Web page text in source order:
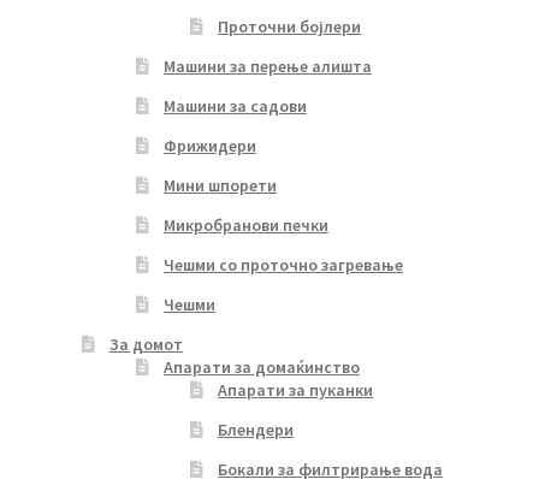
Проточни бојлери
Машини за перење алишта
Машини за садови
Фрижидери
Мини шпорети
Микробранови печки
Чешми со проточно загревање
Чешми
За домот
Апарати за домаќинство
Апарати за пуканки
Блендери
Бокали за филтрирање вода